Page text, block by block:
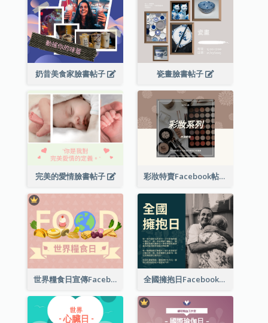
奶昔美食家臉書帖子 瓷畫臉書帖子
完美的愛情臉書帖子 彩妝特賣Facebook帖子
世界糧食日宣傳Facebook帖子 全國擁抱日Facebook帖子